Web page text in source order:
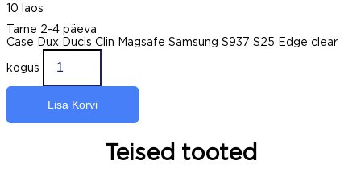
10 laos
Tarne 2-4 päeva
Case Dux Ducis Clin Magsafe Samsung S937 S25 Edge clear
kogus
Lisa Korvi
Teised tooted